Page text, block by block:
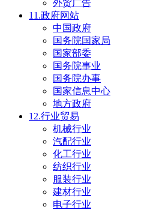
外贸广告
11.政府网站
中国政府
国务院国家局
国家部委
国务院事业
国务院办事
国家信息中心
地方政府
12.行业贸易
机械行业
汽配行业
化工行业
纺织行业
服装行业
建材行业
电子行业